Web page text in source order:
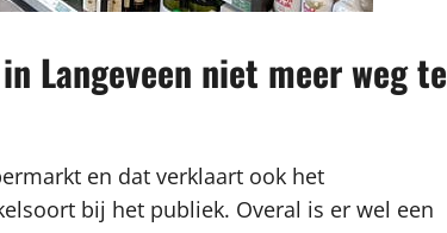
Langeveen niet meer weg te
en dat verklaart ook het
bij het publiek. Overal is er wel een